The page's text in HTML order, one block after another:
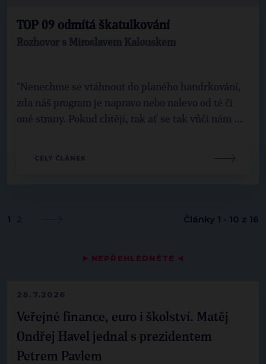
▶ NEPŘEHLÉDNĚTE ◀
28.7.2026
Veřejné finance, euro i školství. Matěj
Ondřej Havel jednal s prezidentem
Petrem Pavlem
TOP 09 odmítá škatulkování
Rozhovor s Miroslavem Kalouskem
"Nenechme se vtáhnout do planého handrkování,
zda náš program je napravo nebo nalevo od té či
oné strany. Pokud chtějí, tak ať se tak vůči nám ...
CELÝ ČLÁNEK
1 Články 1 - 10 z 16